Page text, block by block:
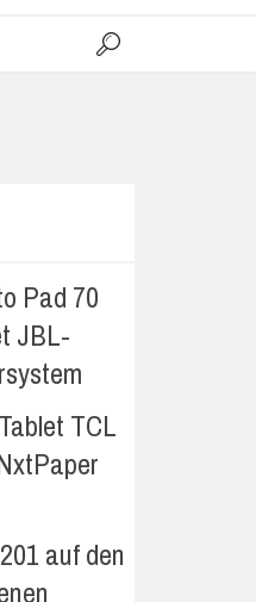
H
Pad 70
JBL-
TCL
auf den